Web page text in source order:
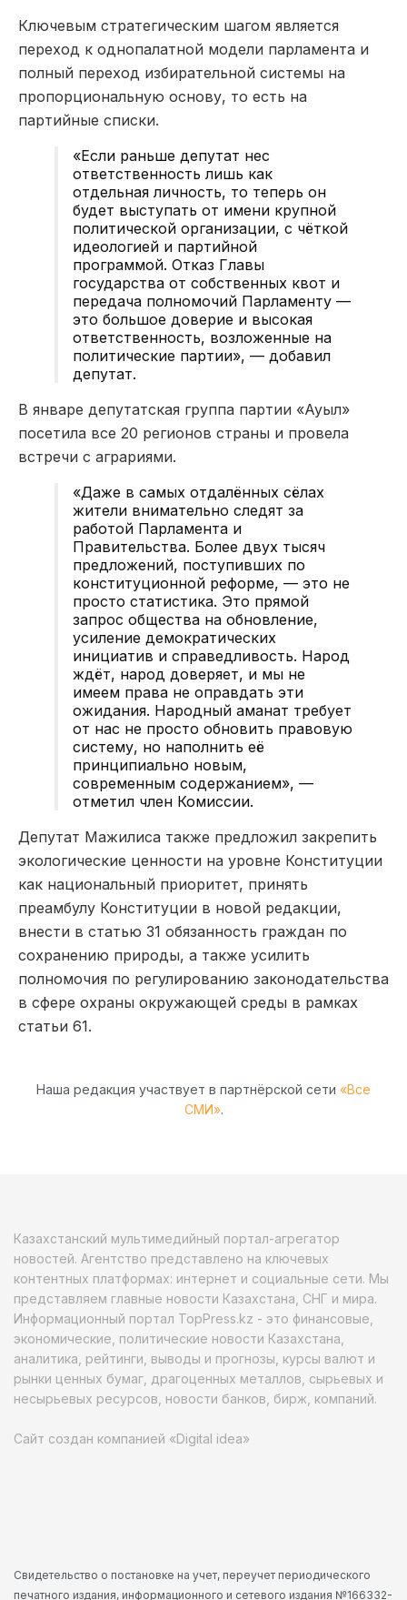
Ключевым стратегическим шагом является
переход к однопалатной модели парламента и
полный переход избирательной системы на
пропорциональную основу, то есть на
партийные списки.
«Если раньше депутат нес
ответственность лишь как
отдельная личность, то теперь он
будет выступать от имени крупной
политической организации, с чёткой
идеологией и партийной
программой. Отказ Главы
государства от собственных квот и
передача полномочий Парламенту —
это большое доверие и высокая
ответственность, возложенные на
политические партии», — добавил
депутат.
В январе депутатская группа партии «Ауыл»
посетила все 20 регионов страны и провела
встречи с аграриями.
«Даже в самых отдалённых сёлах
жители внимательно следят за
работой Парламента и
Правительства. Более двух тысяч
предложений, поступивших по
конституционной реформе, — это не
просто статистика. Это прямой
запрос общества на обновление,
усиление демократических
инициатив и справедливость. Народ
ждёт, народ доверяет, и мы не
имеем права не оправдать эти
ожидания. Народный аманат требует
от нас не просто обновить правовую
систему, но наполнить её
принципиально новым,
современным содержанием», —
отметил член Комиссии.
Депутат Мажилиса также предложил закрепить
экологические ценности на уровне Конституции
как национальный приоритет, принять
преамбулу Конституции в новой редакции,
внести в статью 31 обязанность граждан по
сохранению природы, а также усилить
полномочия по регулированию законодательства
в сфере охраны окружающей среды в рамках
статьи 61.
Наша редакция участвует в партнёрской сети «Все
СМИ».
Казахстанский мультимедийный портал-агрегатор
новостей. Агентство представлено на ключевых
контентных платформах: интернет и социальные сети. Мы
представляем главные новости Казахстана, СНГ и мира.
Информационный портал TopPress.kz - это финансовые,
экономические, политические новости Казахстана,
аналитика, рейтинги, выводы и прогнозы, курсы валют и
рынки ценных бумаг, драгоценных металлов, сырьевых и
несырьевых ресурсов, новости банков, бирж, компаний.
Сайт создан компанией «Digital idea»
Свидетельство о постановке на учет, переучет периодического
печатного издания, информационного и сетевого издания №166332-